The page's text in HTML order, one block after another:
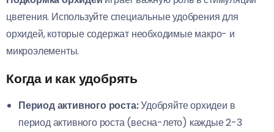
цветения. Используйте специальные удобрения для
орхидей, которые содержат необходимые макро- и
микроэлементы.
Когда и как удобрять
Период активного роста:Удобряйте орхидеи в
период активного роста (весна-лето) каждые 2-3